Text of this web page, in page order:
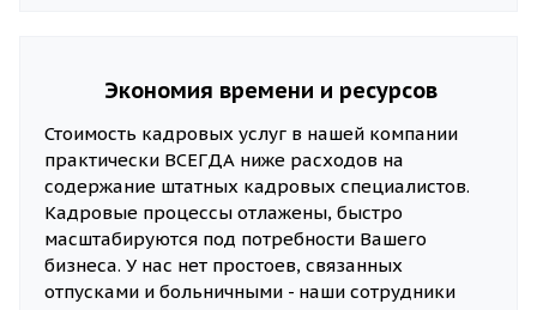
Экономия времени и ресурсов
Стоимость кадровых услуг в нашей компании
практически ВСЕГДА ниже расходов на
содержание штатных кадровых специалистов.
Кадровые процессы отлажены, быстро
масштабируются под потребности Вашего
бизнеса. У нас нет простоев, связанных
отпусками и больничными - наши сотрудники